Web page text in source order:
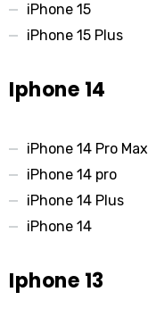
iPhone 15
iPhone 15 Plus
Iphone 14
iPhone 14 Pro Max
iPhone 14 pro
iPhone 14 Plus
iPhone 14
Iphone 13